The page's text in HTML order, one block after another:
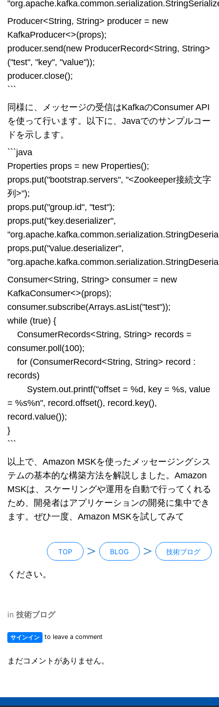
Producer<String, String> producer = new
KafkaProducer<>(props);
producer.send(new ProducerRecord<String, String>
("test", "key", "value"));
producer.close();
```
同様に、メッセージの受信はKafkaのConsumer API
を使って行います。以下に、Javaでのサンプルコー
ドを示します。
```java
Properties props = new Properties();
props.put("bootstrap.servers", "<Zookeeper接続文字
列>");
props.put("group.id", "test");
props.put("key.deserializer",
props.put("value.deserializer",
Consumer<String, String> consumer = new
KafkaConsumer<>(props);
consumer.subscribe(Arrays.asList("test"));
while (true) {
ConsumerRecords<String, String> records =
consumer.poll(100);
for (ConsumerRecord<String, String> record :
records)
System.out.printf("offset = %d, key = %s, value
= %s%n", record.offset(), record.key(),
record.value());
}
```
以上で、Amazon MSKを使ったメッセージングシス
テムの基本的な構築方法を解説しました。Amazon
MSKは、スケーリングや運用を自動で行ってくれる
ため、開発者はアプリケーションの開発に集中でき
ます。ぜひ一度、Amazon MSKを試してみて
TOP ＞ BLOG ＞ 技術ブログ
ください。
in 技術ブログ
サインイン to leave a comment
まだコメントがありません。